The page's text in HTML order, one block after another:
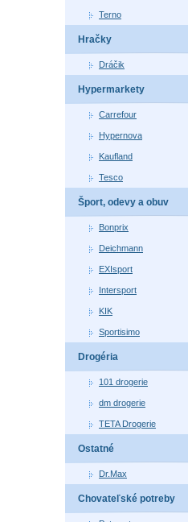
Terno
Hračky
Dráčik
Hypermarkety
Carrefour
Hypernova
Kaufland
Tesco
Šport, odevy a obuv
Bonprix
Deichmann
EXIsport
Intersport
KIK
Sportisimo
Drogéria
101 drogerie
dm drogerie
TETA Drogerie
Ostatné
Dr.Max
Chovateľské potreby